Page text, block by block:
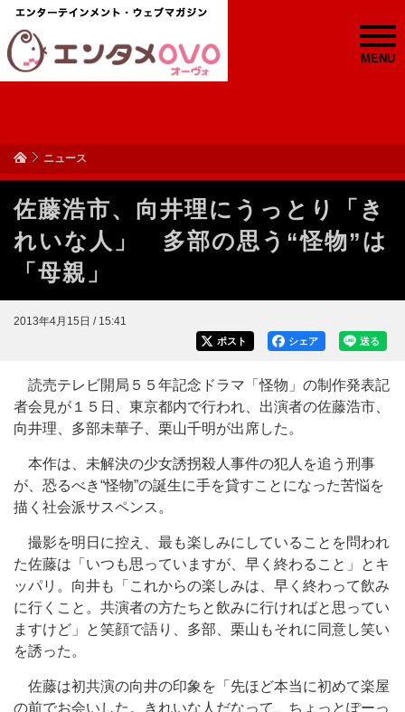
MENU
ニュース
佐藤浩市、向井理にうっとり「き
れいな人」 多部の思う“怪物”は
「母親」
2013年4月15日 / 15:41
送る
シェア
ポスト
読売テレビ開局５５年記念ドラマ「怪物」の制作発表記
者会見が１５日、東京都内で行われ、出演者の佐藤浩市、
向井理、多部未華子、栗山千明が出席した。
本作は、未解決の少女誘拐殺人事件の犯人を追う刑事
が、恐るべき“怪物”の誕生に手を貸すことになった苦悩を
描く社会派サスペンス。
撮影を明日に控え、最も楽しみにしていることを問われ
た佐藤は「いつも思っていますが、早く終わること」とキ
ッパリ。向井も「これからの楽しみは、早く終わって飲み
に行くこと。共演者の方たちと飲みに行ければと思ってい
ますけど」と笑顔で語り、多部、栗山もそれに同意し笑い
を誘った。
佐藤は初共演の向井の印象を「先ほど本当に初めて楽屋
の前でお会いした。きれいな人だなって、ちょっとぽーっ